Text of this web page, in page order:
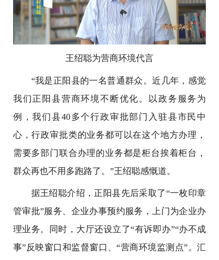
王绍聪为营商环境代言
“我是正阳县的一名普通群众。近几年，感觉
我们正阳县营商环境不断优化。以政务服务为
例，我们县40多个行政审批部门入驻县市民中
心，行政审批类的业务都可以在这个地方办理，
需要多部门联合办理的业务都是柜台挨着柜台，
群众再也不用多跑路了。”王绍聪感慨道。
据王绍聪介绍，正阳县先后采取了“一枚印章
管审批”服务、企业办事预约服务，上门为企业办
理业务。同时，大厅还设立了“有诉即办”“办不成
事”反映窗口和监督窗口、“营商环境监测点”。汇